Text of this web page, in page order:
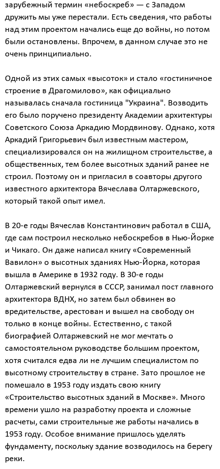
зарубежный термин «небоскреб» — с Западом
дружить мы уже перестали. Есть сведения, что работы
над этим проектом начались еще до войны, но потом
были остановлены. Впрочем, в данном случае это не
очень принципиально.
Одной из этих самых «высоток» и стало «гостиничное
строение в Драгомилово», как официально
называлась сначала гостиница "Украина". Возводить
его было поручено президенту Академии архитектуры
Советского Союза Аркадию Мордвинову. Однако, хотя
Аркадий Григорьевич был известным мастером,
специализировался он на жилищном строительстве, а
общественных, тем более высотных зданий ранее не
строил. Поэтому он и пригласил в соавторы другого
известного архитектора Вячеслава Олтаржевского,
который такой опыт имел.
В 20-е годы Вячеслав Константинович работал в США,
где сам построил несколько небоскребов в Нью-Йорке
и Чикаго. Он даже написал книгу «Современный
Вавилон» о высотных зданиях Нью-Йорка, которая
вышла в Америке в 1932 году. В 30-е годы
Олтаржевский вернулся в СССР, занимал пост главного
архитектора ВДНХ, но затем был обвинен во
вредительстве, арестован и вышел на свободу он
только в конце войны. Естественно, с такой
биографией Олтаржевский не мог мечтать о
самостоятельном руководстве большим проектом,
хотя считался едва ли не лучшим специалистом по
высотному строительству в стране. Зато прошлое не
помешало в 1953 году издать свою книгу
«Строительство высотных зданий в Москве». Много
времени ушло на разработку проекта и сложные
расчеты, сами строительные же работы начались в
1953 году. Особое внимание пришлось уделять
фундаменту, поскольку здание возводилось на берегу
реки.